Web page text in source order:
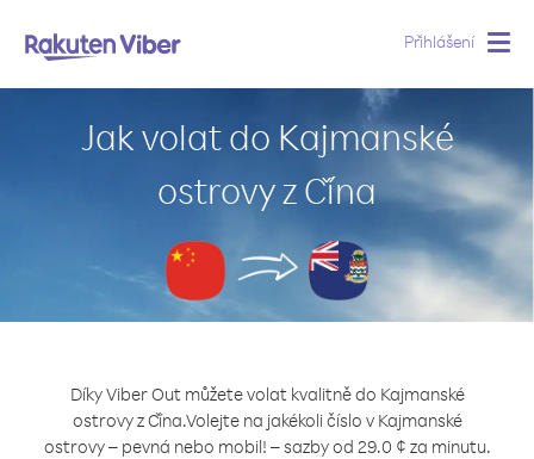
Přihlášení
Jak volat do Kajmanské
ostrovy z Čína
Díky Viber Out můžete volat kvalitně do Kajmanské
ostrovy z Čína.Volejte na jakékoli číslo v Kajmanské
ostrovy – pevná nebo mobil! – sazby od 29.0 ¢ za minutu.